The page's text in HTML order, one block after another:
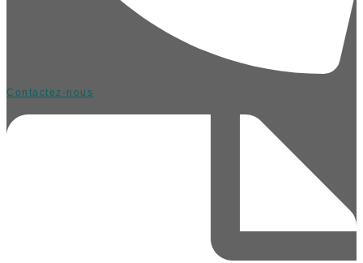
Contactez-nous